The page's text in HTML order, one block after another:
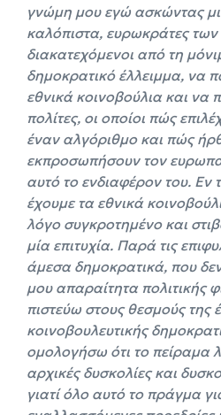
γνώμη μου εγώ ασκώντας
καλόπιστα, ευρωκράτες
διακατεχόμενοι από τη
δημοκρατικό έλλειμμα, να
εθνικά κοινοβούλια και να
πολίτες, οι οποίοι πώς
έναν αλγόριθμο και πώς
εκπροσωπήσουν τον
αυτό το ενδιαφέρον του. Εν
έχουμε τα εθνικά
λόγο συγκροτημένο και
μία επιτυχία. Παρά τις
άμεσα δημοκρατικά, που δεν
μου απαραίτητα πολιτικής
πιστεύω στους θεσμούς της
κοινοβουλευτικής
ομολογήσω ότι το πείραμα
αρχικές δυσκολίες και
γιατί όλο αυτό το πράγμα